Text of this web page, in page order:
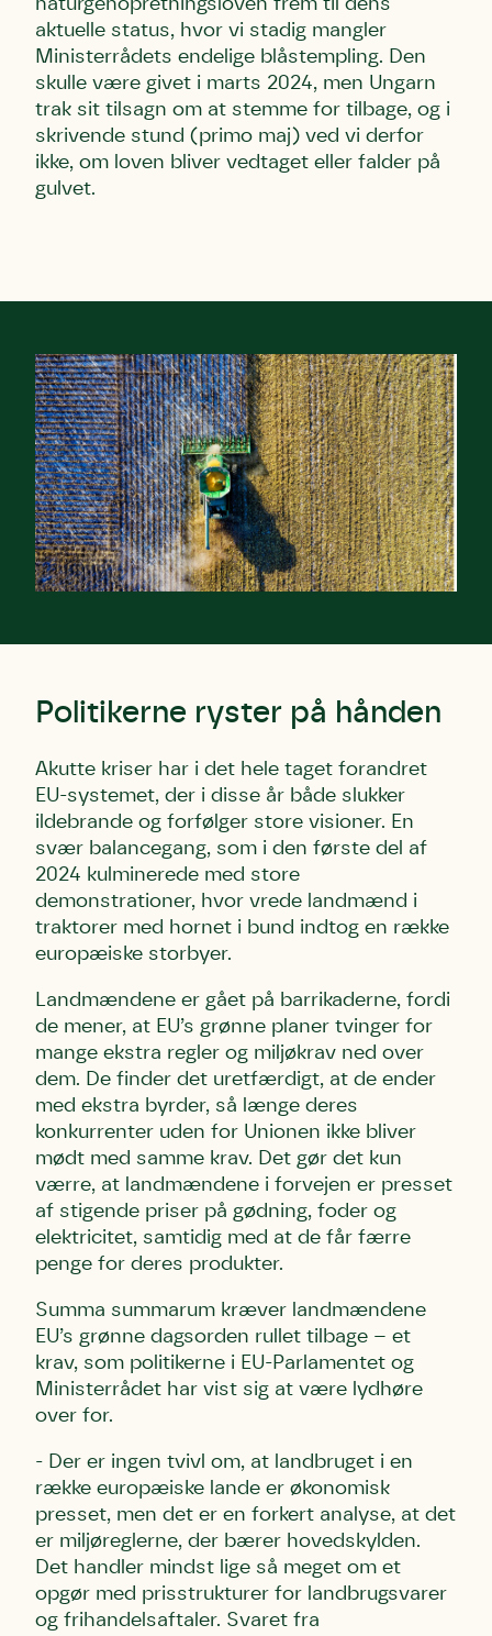
naturgenopretningsloven frem til dens
aktuelle status, hvor vi stadig mangler
Ministerrådets endelige blåstempling. Den
skulle være givet i marts 2024, men Ungarn
trak sit tilsagn om at stemme for tilbage, og i
skrivende stund (primo maj) ved vi derfor
ikke, om loven bliver vedtaget eller falder på
gulvet.
Politikerne ryster på hånden
Akutte kriser har i det hele taget forandret
EU-systemet, der i disse år både slukker
ildebrande og forfølger store visioner. En
svær balancegang, som i den første del af
2024 kulminerede med store
demonstrationer, hvor vrede landmænd i
traktorer med hornet i bund indtog en række
europæiske storbyer.
Landmændene er gået på barrikaderne, fordi
de mener, at EU’s grønne planer tvinger for
mange ekstra regler og miljøkrav ned over
dem. De finder det uretfærdigt, at de ender
med ekstra byrder, så længe deres
konkurrenter uden for Unionen ikke bliver
mødt med samme krav. Det gør det kun
værre, at landmændene i forvejen er presset
af stigende priser på gødning, foder og
elektricitet, samtidig med at de får færre
penge for deres produkter.
Summa summarum kræver landmændene
EU’s grønne dagsorden rullet tilbage – et
krav, som politikerne i EU-Parlamentet og
Ministerrådet har vist sig at være lydhøre
over for.
- Der er ingen tvivl om, at landbruget i en
række europæiske lande er økonomisk
presset, men det er en forkert analyse, at det
er miljøreglerne, der bærer hovedskylden.
Det handler mindst lige så meget om et
opgør med prisstrukturer for landbrugsvarer
og frihandelsaftaler. Svaret fra